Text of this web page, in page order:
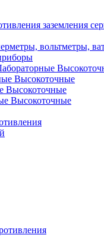
заземления
вольтметры,
Высокоточные
Высокоточные
Высокоточные